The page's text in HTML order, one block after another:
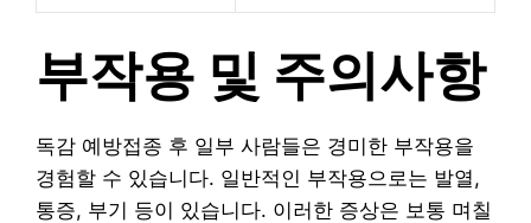
부작용 및 주의사항
독감 예방접종 후 일부 사람들은 경미한 부작용을
경험할 수 있습니다. 일반적인 부작용으로는 발열,
통증, 부기 등이 있습니다. 이러한 증상은 보통 며칠